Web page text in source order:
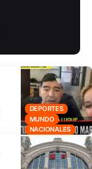
DEPORTES
MUNDO
NACIONALES